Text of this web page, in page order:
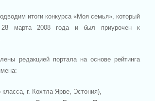
итоги конкурса «Моя семья», который
марта 2008 года и был приурочен к
редакцией портала на основе рейтинга
г. Кохтла-Ярве, Эстония),